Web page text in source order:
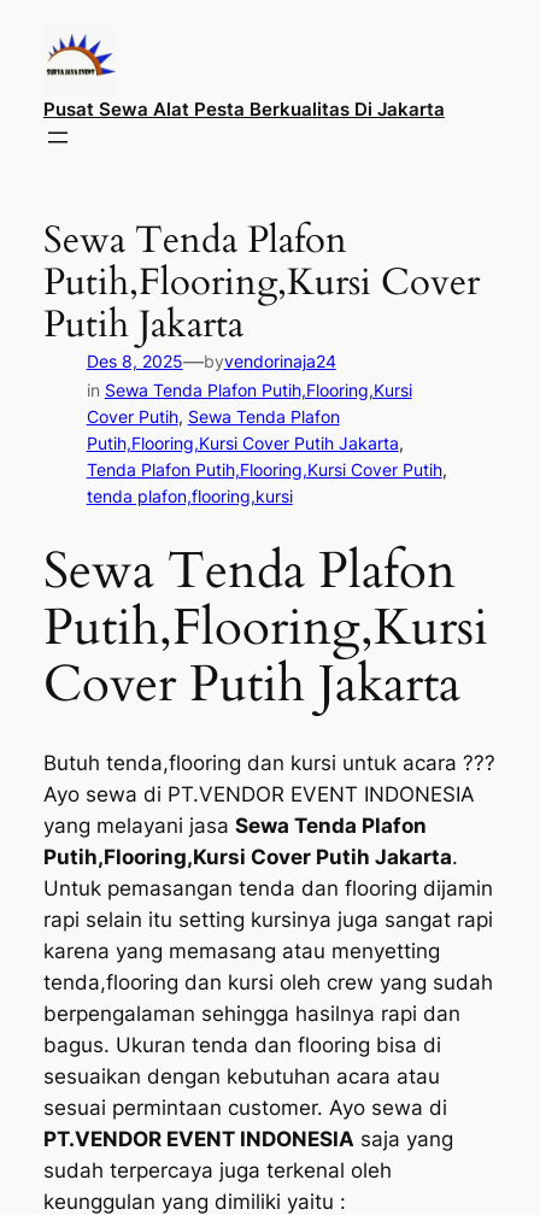
konten
Pusat Sewa Alat Pesta Berkualitas Di Jakarta
Sewa Tenda Plafon
Putih,Flooring,Kursi Cover
Putih Jakarta
Des 8, 2025—byvendorinaja24
in Sewa Tenda Plafon Putih,Flooring,Kursi
Cover Putih, Sewa Tenda Plafon
Putih,Flooring,Kursi Cover Putih Jakarta
Tenda Plafon Putih,Flooring,Kursi Cover Putih
tenda plafon,flooring,kursi
Sewa Tenda Plafon
Putih,Flooring,Kursi
Cover Putih Jakarta
Butuh tenda,flooring dan kursi untuk acara ???
Ayo sewa di PT.VENDOR EVENT INDONESIA
yang melayani jasa Sewa Tenda Plafon
Putih,Flooring,Kursi Cover Putih Jakarta.
Untuk pemasangan tenda dan flooring dijamin
rapi selain itu setting kursinya juga sangat rapi
karena yang memasang atau menyetting
tenda,flooring dan kursi oleh crew yang sudah
berpengalaman sehingga hasilnya rapi dan
bagus. Ukuran tenda dan flooring bisa di
sesuaikan dengan kebutuhan acara atau
sesuai permintaan customer. Ayo sewa di
PT.VENDOR EVENT INDONESIA saja yang
sudah terpercaya juga terkenal oleh
keunggulan yang dimiliki yaitu :